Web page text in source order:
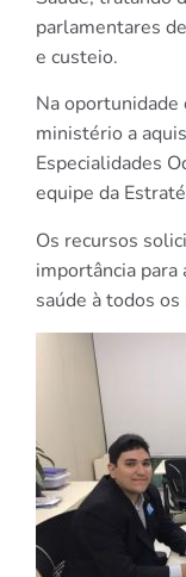
parlamentares
e custeio.
Na
ministério a
Especialidades
equipe da
Os recursos
importância
saúde à todos